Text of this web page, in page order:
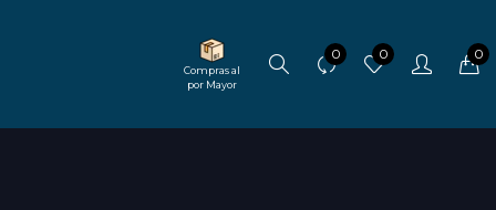
Compras al
por Mayor
0 0 0